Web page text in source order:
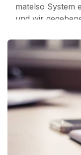
matelso System
und wir